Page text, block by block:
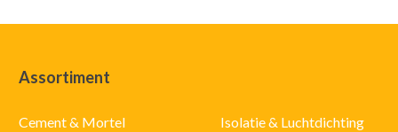
Assortiment
Cement & Mortel
Isolatie & Luchtdichting